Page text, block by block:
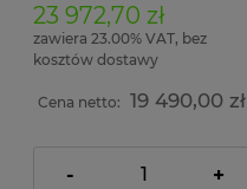
23 972,70 zł
zawiera 23.00% VAT, bez
kosztów dostawy
Cena netto: 19 490,00 zł
- +